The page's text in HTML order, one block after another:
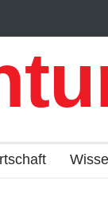
Wintersportorte als